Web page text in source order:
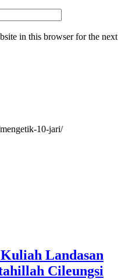
in this browser for the next
10-jari/
Landasan
Cileungsi